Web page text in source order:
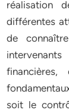
réalisation
différentes
de
soit le